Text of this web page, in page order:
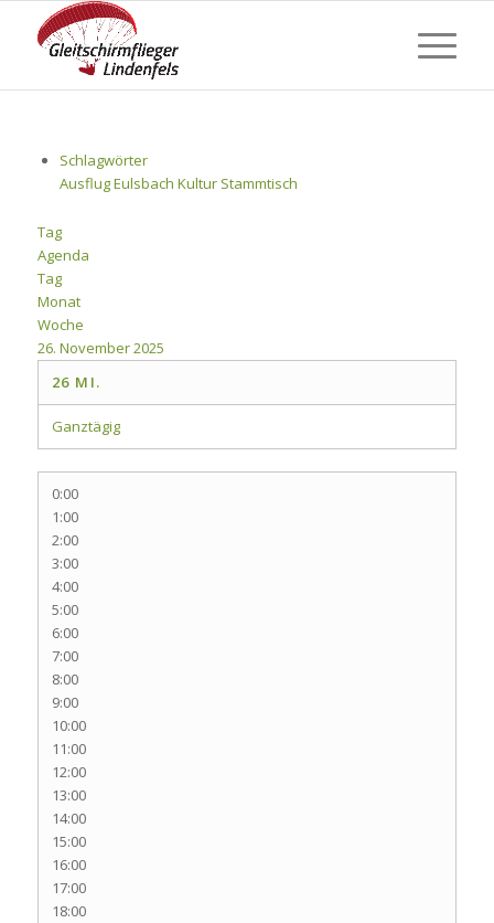
Schlagwörter
AusflugEulsbach Kultur Stammtisch
Tag
Agenda
Tag
Monat
Woche
26. November 2025
26 MI.
Ganztägig
0:00
1:00
2:00
3:00
4:00
5:00
6:00
7:00
8:00
9:00
10:00
11:00
12:00
13:00
14:00
15:00
16:00
17:00
18:00